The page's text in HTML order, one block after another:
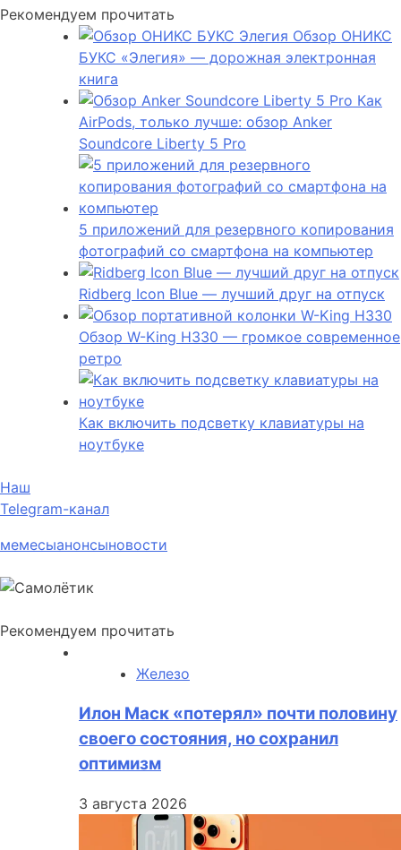
Рекомендуем прочитать
Обзор ОНИКС
БУКС «Элегия» — дорожная электронная
книга
Как
AirPods, только лучше: обзор Anker
Soundcore Liberty 5 Pro
5 приложений для резервного копирования
фотографий со смартфона на компьютер
Ridberg Icon Blue — лучший друг на отпуск
Обзор W-King H330 — громкое современное
ретро
Как включить подсветку клавиатуры на
ноутбуке
Наш
Telegram-канал
мемесыанонсыновости
Рекомендуем прочитать
Железо
Илон Маск «потерял» почти половину
своего состояния, но сохранил
оптимизм
3 августа 2026